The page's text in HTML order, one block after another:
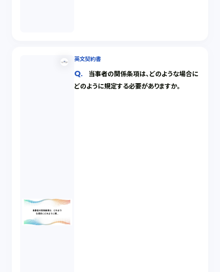
英文契約書
当事者の関係条項は、どのような場合に
どのように規定する必要がありますか。